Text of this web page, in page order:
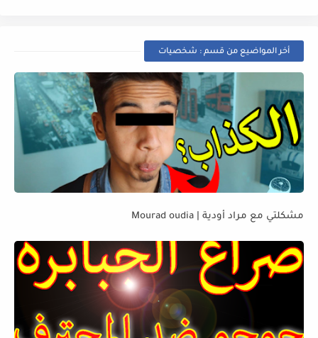
أخر المواضيع من قسم : شخصيات
مشكلتي مع مراد أودية | Mourad oudia